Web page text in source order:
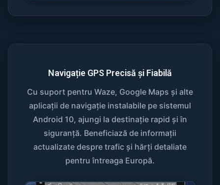
Navigație GPS Precisă și Fiabilă
Cu suport pentru Waze, Google Maps și alte
aplicații de navigație instalabile pe sistemul
Android 10, ajungi la destinație rapid și în
siguranță. Beneficiază de informații
actualizate despre trafic și hărți detaliate
pentru întreaga Europă.